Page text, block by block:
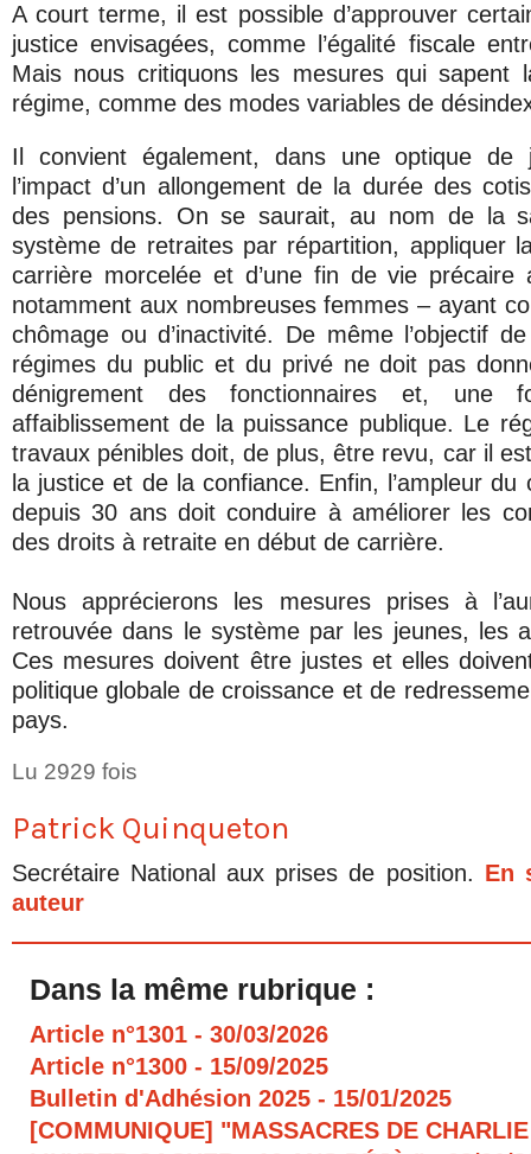
A court terme, il est possible d’approuver
justice envisagées, comme l’égalité fiscale
Mais nous critiquons les mesures qui sapent
régime, comme des modes variables de
Il convient également, dans une optique de
l’impact d’un allongement de la durée des
des pensions. On se saurait, au nom de la
système de retraites par répartition, appliquer
carrière morcelée et d’une fin de vie précaire
notamment aux nombreuses femmes – ayant
chômage ou d’inactivité. De même l’objectif
régimes du public et du privé ne doit pas
dénigrement des fonctionnaires et, une
affaiblissement de la puissance publique. Le
travaux pénibles doit, de plus, être revu, car il
la justice et de la confiance. Enfin, l’ampleur du
depuis 30 ans doit conduire à améliorer les
des droits à retraite en début de carrière.
Nous apprécierons les mesures prises à
retrouvée dans le système par les jeunes, les
Ces mesures doivent être justes et elles
politique globale de croissance et de
pays.
Lu 2929 fois
Patrick Quinqueton
Secrétaire National aux prises de position. En
auteur
Dans la même rubrique :
Article n°1301 - 30/03/2026
Article n°1300 - 15/09/2025
Bulletin d'Adhésion 2025 - 15/01/2025
[COMMUNIQUE] "MASSACRES DE